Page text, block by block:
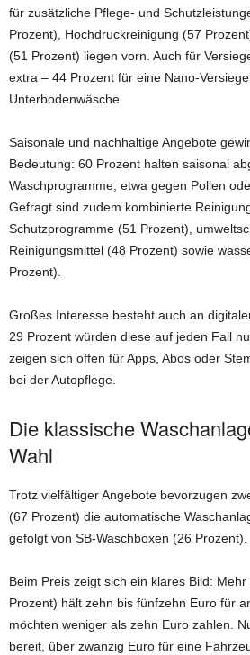
für zusätzliche Pflege- und
Prozent), Hochdruckreinigung (57
(51 Prozent) liegen vorn. Auch für
extra – 44 Prozent für eine Nano-
Unterbodenwäsche.
Saisonale und nachhaltige Angebote
Bedeutung: 60 Prozent halten saisonal
Waschprogramme, etwa gegen Pollen
Gefragt sind zudem kombinierte
Schutzprogramme (51 Prozent),
Reinigungsmittel (48 Prozent) sowie
Prozent).
Großes Interesse besteht auch an
29 Prozent würden diese auf jeden Fall
zeigen sich offen für Apps, Abos oder
bei der Autopflege.
Die klassische
Wahl
Trotz vielfältiger Angebote bevorzugen
(67 Prozent) die automatische
gefolgt von SB-Waschboxen (26 Prozent).
Beim Preis zeigt sich ein klares Bild:
Prozent) hält zehn bis fünfzehn Euro für
möchten weniger als zehn Euro zahlen.
bereit, über zwanzig Euro für eine